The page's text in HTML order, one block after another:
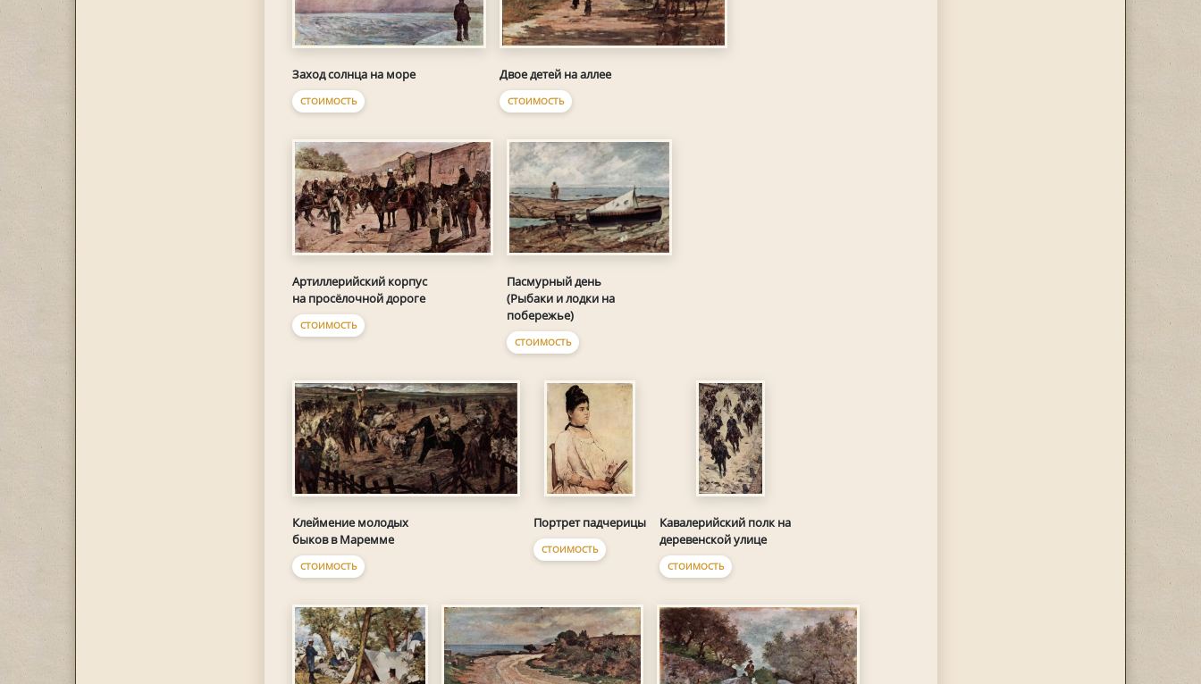
Заход солнца на море
СТОИМОСТЬ
Двое детей на аллее
СТОИМОСТЬ
Артиллерийский корпус
на просёлочной дороге
СТОИМОСТЬ
Пасмурный день
(Рыбаки и лодки на
побережье)
СТОИМОСТЬ
Клеймение молодых
быков в Маремме
СТОИМОСТЬ
Портрет падчерицы
СТОИМОСТЬ
Кавалерийский полк на
деревенской улице
СТОИМОСТЬ